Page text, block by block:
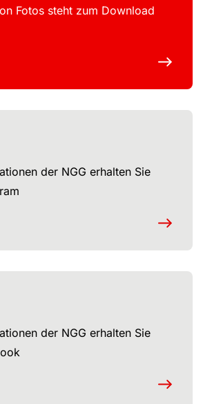
Fotos steht zum Download
der NGG erhalten Sie
der NGG erhalten Sie